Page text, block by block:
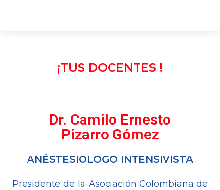
¡TUS DOCENTES !
Dr. Camilo Ernesto
Pizarro Gómez
ANÉSTESIOLOGO INTENSIVISTA
Presidente de la Asociación Colombiana de